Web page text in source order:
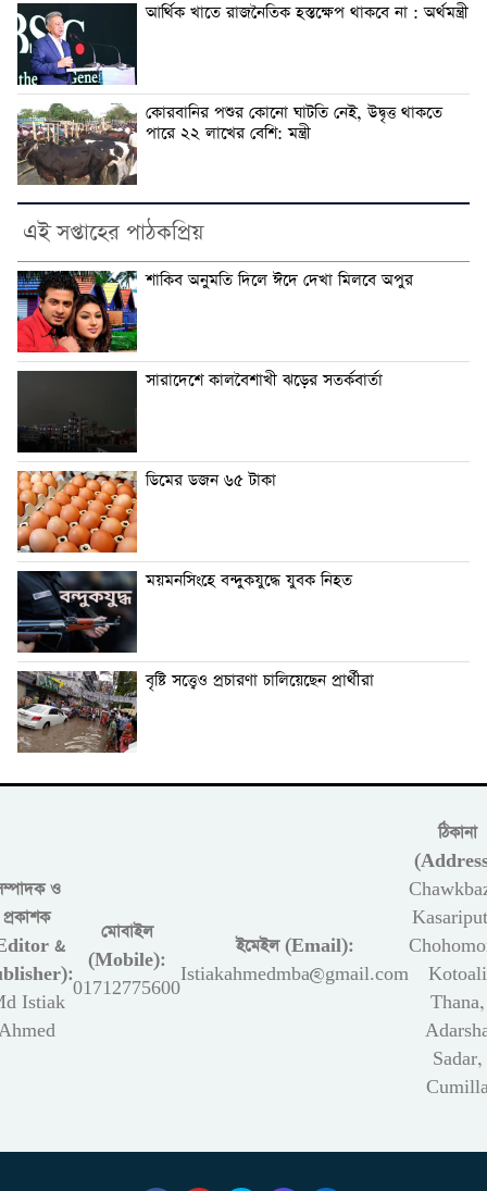
আর্থিক খাতে রাজনৈতিক হস্তক্ষেপ থাকবে না : অর্থমন্ত্রী
কোরবানির পশুর কোনো ঘাটতি নেই, উদ্বৃত্ত থাকতে
পারে ২২ লাখের বেশি: মন্ত্রী
এই সপ্তাহের পাঠকপ্রিয়
শাকিব অনুমতি দিলে ঈদে দেখা মিলবে অপুর
সারাদেশে কালবৈশাখী ঝড়ের সতর্কবার্তা
ডিমের ডজন ৬৫ টাকা
ময়মনসিংহে বন্দুকযুদ্ধে যুবক নিহত
বৃষ্টি সত্ত্বেও প্রচারণা চালিয়েছেন প্রার্থীরা
ও
প্রকাশক
&
Istiak
মোবাইল
(Mobile):
01712775600
ইমেইল (Email):
Istiakahmedmba@gmail.com
ঠিকানা
Kotoali
Thana,
Sadar,